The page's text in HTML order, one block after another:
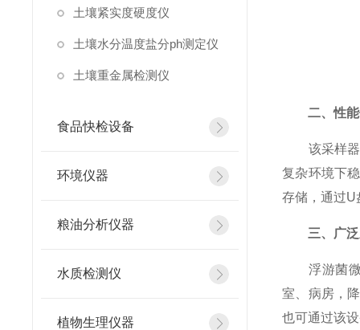
土壤紧实度硬度仪
土壤水分温度盐分ph测定仪
土壤重金属检测仪
食品快检设备
环境仪器
粮油分析仪器
水质检测仪
植物生理仪器
二、性
该采样器具
复杂环境下
存储，通过U
三、广
浮游菌微
室、病房，
也可通过该